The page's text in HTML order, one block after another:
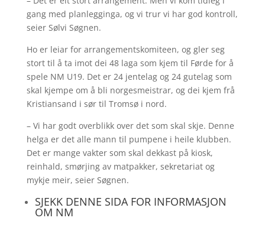
gang med planlegginga, og vi trur vi har god kontroll,
seier Sølvi Søgnen.
Ho er leiar for arrangementskomiteen, og gler seg
stort til å ta imot dei 48 laga som kjem til Førde for å
spele NM U19. Det er 24 jentelag og 24 gutelag som
skal kjempe om å bli norgesmeistrar, og dei kjem frå
Kristiansand i sør til Tromsø i nord.
– Vi har godt overblikk over det som skal skje. Denne
helga er det alle mann til pumpene i heile klubben.
Det er mange vakter som skal dekkast på kiosk,
reinhald, smørjing av matpakker, sekretariat og
mykje meir, seier Søgnen.
SJEKK DENNE SIDA FOR INFORMASJON
OM NM